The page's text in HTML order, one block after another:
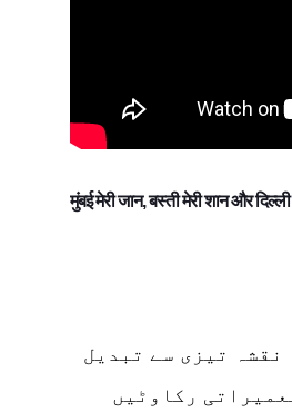
मुंबई मेरी जान, बस्ती मेरी शान और
نقشہ تیزی سے تبدیل
رکاوٹیں